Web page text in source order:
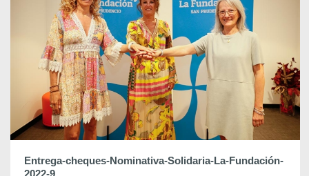
Entrega-cheques-Nominativa-Solidaria-La-Fundación-
2022-9